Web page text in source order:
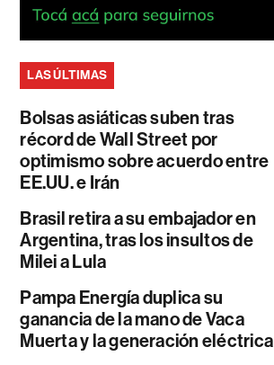
LAS ÚLTIMAS
Bolsas asiáticas suben tras
récord de Wall Street por
optimismo sobre acuerdo entre
EE.UU. e Irán
Brasil retira a su embajador en
Argentina, tras los insultos de
Milei a Lula
Pampa Energía duplica su
ganancia de la mano de Vaca
Muerta y la generación eléctrica